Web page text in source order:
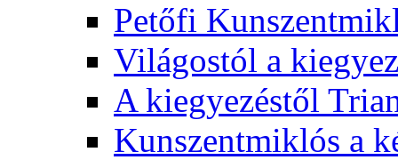
Petőfi
Világostól a
A kiegyezéstől
Kunszentmiklós a